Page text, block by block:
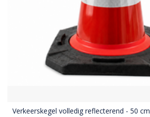
Verkeerskegel volledig reflecterend - 50 cm